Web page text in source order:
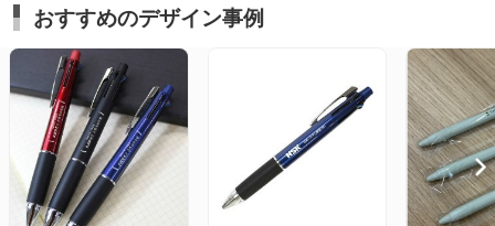
おすすめのデザイン事例